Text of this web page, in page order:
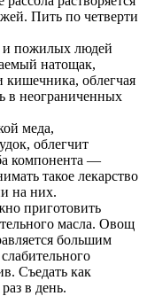
Пить по четверти
и пожилых людей
натощак,
кишечника, облегчая
в неограниченных
меда,
облегчит
компонента —
такое лекарство
на них.
приготовить
масла. Овощ
большим
Съедать как
в день.